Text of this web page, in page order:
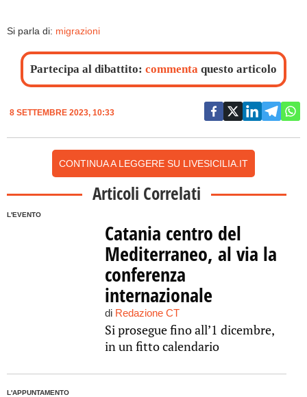
Si parla di: migrazioni
Partecipa al dibattito: commenta questo articolo
8 SETTEMBRE 2023, 10:33
CONTINUA A LEGGERE SU LIVESICILIA.IT
Articoli Correlati
L'EVENTO
Catania centro del
Mediterraneo, al via la
conferenza
internazionale
di Redazione CT
Si prosegue fino all’1 dicembre,
in un fitto calendario
L'APPUNTAMENTO